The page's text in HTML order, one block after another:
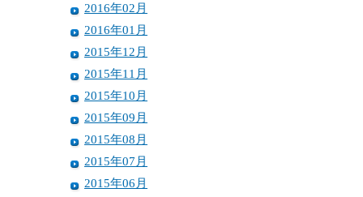
2016年02月
2016年01月
2015年12月
2015年11月
2015年10月
2015年09月
2015年08月
2015年07月
2015年06月